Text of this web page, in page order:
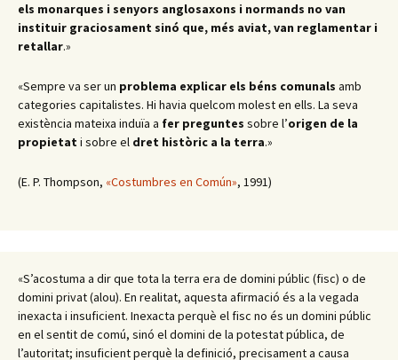
els monarques i senyors anglosaxons i normands no van
instituir graciosament sinó que, més aviat, van reglamentar i
retallar.»
«Sempre va ser un problema explicar els béns comunals amb
categories capitalistes. Hi havia quelcom molest en ells. La seva
existència mateixa induïa a fer preguntes sobre l’origen de la
propietat i sobre el dret històric a la terra.»
(E. P. Thompson, «Costumbres en Común», 1991)
«S’acostuma a dir que tota la terra era de domini públic (fisc) o de
domini privat (alou). En realitat, aquesta afirmació és a la vegada
inexacta i insuficient. Inexacta perquè el fisc no és un domini públic
en el sentit de comú, sinó el domini de la potestat pública, de
l’autoritat; insuficient perquè la definició, precisament a causa